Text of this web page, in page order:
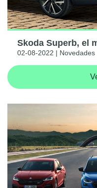
Skoda Superb, el
02-08-2022 | Novedades